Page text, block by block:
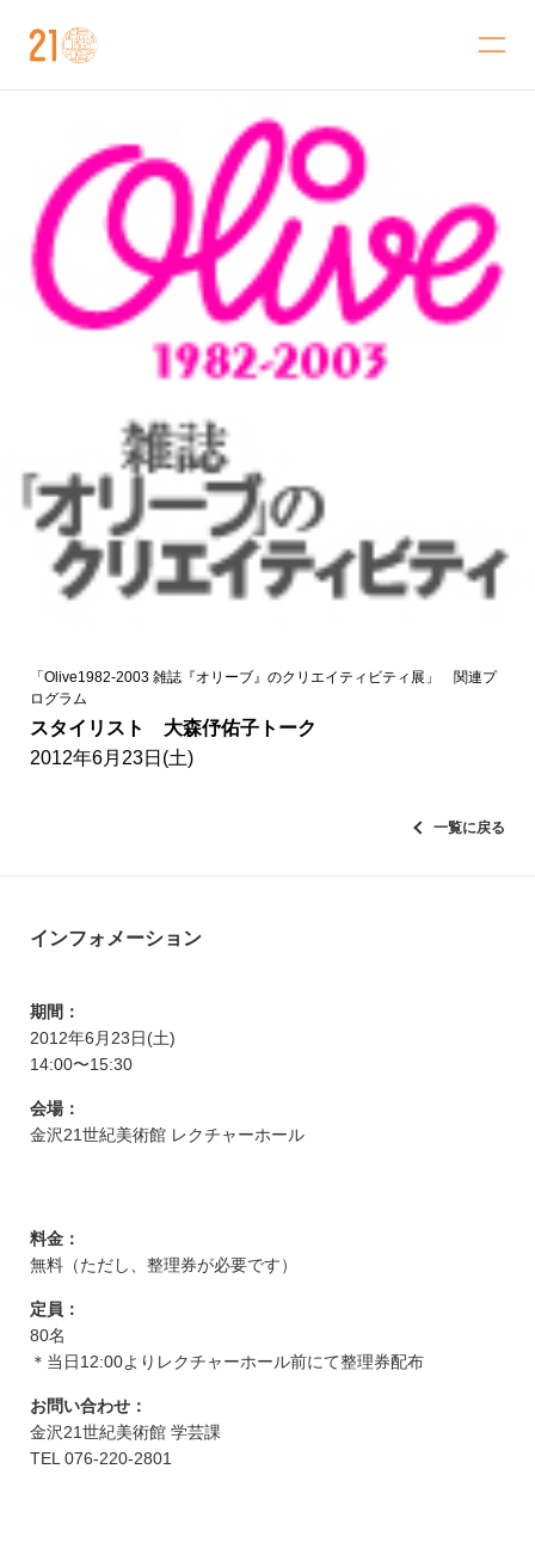
「Olive1982-2003 雑誌『オリーブ』のクリエイティビティ展」 関連プ
ログラム
スタイリスト 大森伃佑子トーク
2012年6月23日(土)
一覧に戻る
インフォメーション
期間：
2012年6月23日(土)
14:00〜15:30
会場：
金沢21世紀美術館 レクチャーホール
料金：
無料（ただし、整理券が必要です）
定員：
80名
＊当日12:00よりレクチャーホール前にて整理券配布
お問い合わせ：
金沢21世紀美術館 学芸課
TEL 076-220-2801